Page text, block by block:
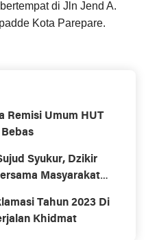
di Jln Jend A.
Kota Parepare.
Remisi Umum HUT
Bebas
Syukur, Dzikir
Masyarakat
Tahun 2023 Di
Khidmat